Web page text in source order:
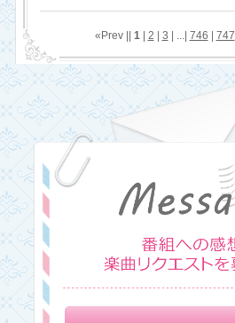
«Prev || 1| 2 3 | ...| 746 747